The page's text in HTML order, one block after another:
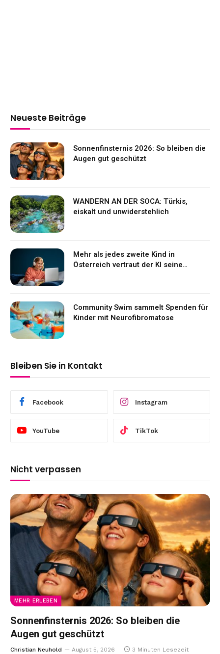
Neueste Beiträge
Sonnenfinsternis 2026: So bleiben die
Augen gut geschützt
WANDERN AN DER SOCA: Türkis,
eiskalt und unwiderstehlich
Mehr als jedes zweite Kind in
Österreich vertraut der KI seine
Community Swim sammelt Spenden für
Kinder mit Neurofibromatose
Bleiben Sie in Kontakt
Facebook Instagram
YouTube TikTok
Nicht verpassen
MEHR ERLEBEN
Sonnenfinsternis 2026: So bleiben die
Augen gut geschützt
Christian Neuhold August 5, 2026 3 Minuten Lesezeit